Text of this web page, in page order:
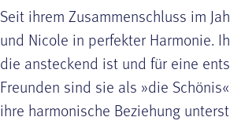
Seit ihrem Zusammenschluss im
und Nicole in perfekter Harmonie.
die ansteckend ist und für eine
Freunden sind sie als »die
ihre harmonische Beziehung